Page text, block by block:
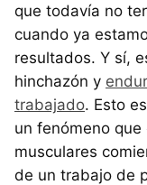
que todavía no
cuando ya
resultados. Y sí,
hinchazón y
trabajado. Esto
un fenómeno
musculares
de un trabajo de